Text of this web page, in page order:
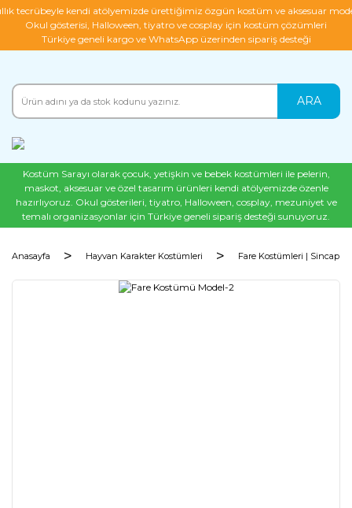
tecrübeyle kendi atölyemizde ürettiğimiz özgün kostüm ve aksesuar
Okul gösterisi, Halloween, tiyatro ve cosplay için kostüm çözümleri
Türkiye geneli kargo ve WhatsApp üzerinden sipariş desteği
ARA
Kostüm Sarayı olarak çocuk, yetişkin ve bebek kostümleri ile pelerin,
maskot, aksesuar ve özel tasarım ürünleri kendi atölyemizde özenle
hazırlıyoruz. Okul gösterileri, tiyatro, Halloween, cosplay, mezuniyet ve
temalı organizasyonlar için Türkiye geneli sipariş desteği sunuyoruz.
Anasayfa Hayvan Karakter Kostümleri Fare Kostümleri | Sincap